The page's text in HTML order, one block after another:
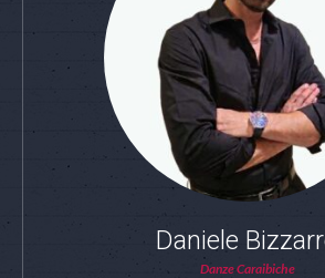
Daniele
Danze Caraibiche